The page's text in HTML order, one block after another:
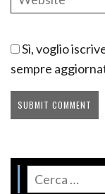
Sì, voglio
sempre